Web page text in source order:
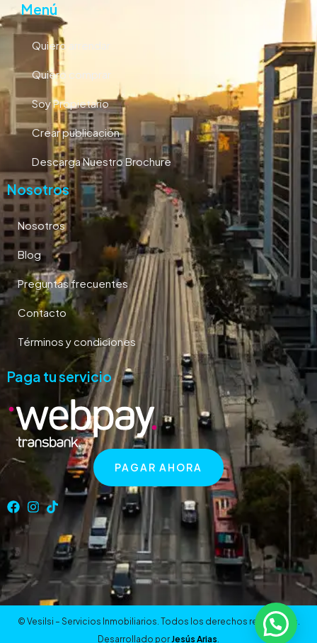
Menú
Quiero arrendar
Quiero comprar
Soy Propietario
Crear publicación
Descarga Nuestro Brochure
Nosotros
Nosotros
Blog
Preguntas frecuentes
Contacto
Términos y condiciones
Paga tu servicio
PAGAR AHORA
© Vesilsi – Servicios Inmobiliarios. Todos los derechos reservados.
Desarrollado porJesús Arias